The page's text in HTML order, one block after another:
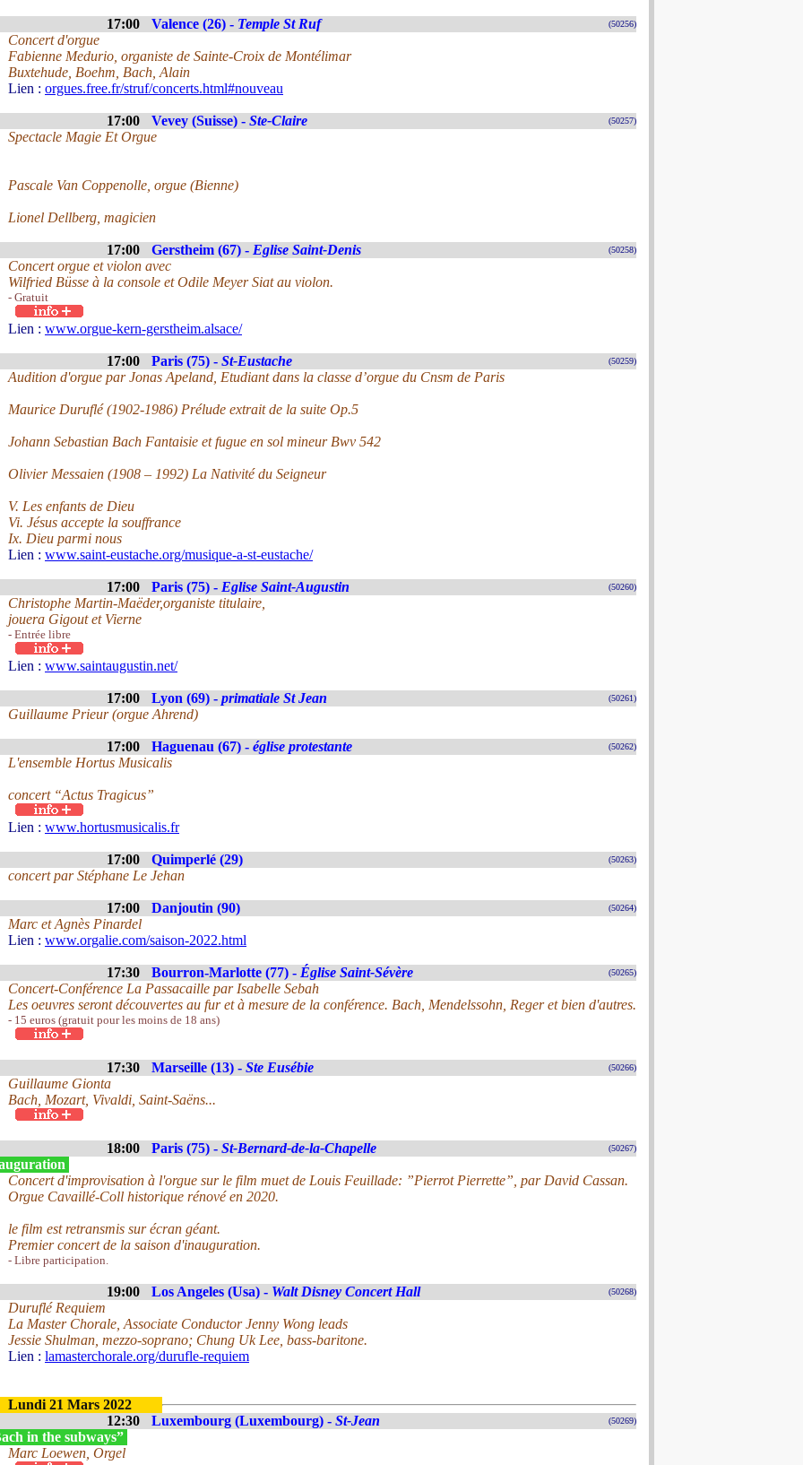
17:00 Valence (26) - Temple St Ruf (50256)
Concert d'orgue
Fabienne Medurio, organiste de Sainte-Croix de Montélimar
Buxtehude, Boehm, Bach, Alain
Lien : orgues.free.fr/struf/concerts.html#nouveau
17:00 Vevey (Suisse) - Ste-Claire (50257)
Spectacle Magie Et Orgue
Pascale Van Coppenolle, orgue (Bienne)
Lionel Dellberg, magicien
17:00 Gerstheim (67) - Eglise Saint-Denis (50258)
Concert orgue et violon avec
Wilfried Büsse à la console et Odile Meyer Siat au violon.
- Gratuit
Lien : www.orgue-kern-gerstheim.alsace/
17:00 Paris (75) - St-Eustache (50259)
Audition d'orgue par Jonas Apeland, Etudiant dans la classe d’orgue du Cnsm de Paris
Maurice Duruflé (1902-1986) Prélude extrait de la suite Op.5
Johann Sebastian Bach Fantaisie et fugue en sol mineur Bwv 542
Olivier Messaien (1908 – 1992) La Nativité du Seigneur
V. Les enfants de Dieu
Vi. Jésus accepte la souffrance
Ix. Dieu parmi nous
Lien : www.saint-eustache.org/musique-a-st-eustache/
17:00 Paris (75) - Eglise Saint-Augustin (50260)
Christophe Martin-Maëder,organiste titulaire,
jouera Gigout et Vierne
- Entrée libre
Lien : www.saintaugustin.net/
17:00 Lyon (69) - primatiale St Jean (50261)
Guillaume Prieur (orgue Ahrend)
17:00 Haguenau (67) - église protestante (50262)
L'ensemble Hortus Musicalis
concert “Actus Tragicus”
Lien : www.hortusmusicalis.fr
17:00 Quimperlé (29) (50263)
concert par Stéphane Le Jehan
17:00 Danjoutin (90) (50264)
Marc et Agnès Pinardel
Lien : www.orgalie.com/saison-2022.html
17:30 Bourron-Marlotte (77) - Église Saint-Sévère (50265)
Concert-Conférence La Passacaille par Isabelle Sebah
Les oeuvres seront découvertes au fur et à mesure de la conférence. Bach, Mendelssohn, Reger et bien d'autres.
- 15 euros (gratuit pour les moins de 18 ans)
17:30 Marseille (13) - Ste Eusébie (50266)
Guillaume Gionta
Bach, Mozart, Vivaldi, Saint-Saëns...
18:00 Paris (75) - St-Bernard-de-la-Chapelle (50267)
Concert d'improvisation à l'orgue sur le film muet de Louis Feuillade: ”Pierrot Pierrette”, par David Cassan.
Orgue Cavaillé-Coll historique rénové en 2020.
le film est retransmis sur écran géant.
Premier concert de la saison d'inauguration.
- Libre participation.
19:00 Los Angeles (Usa) - Walt Disney Concert Hall (50268)
Duruflé Requiem
La Master Chorale, Associate Conductor Jenny Wong leads
Jessie Shulman, mezzo-soprano; Chung Uk Lee, bass-baritone.
Lien : lamasterchorale.org/durufle-requiem
Lundi 21 Mars 2022
12:30
Luxembourg (Luxembourg) - St-Jean (50269)
in the subways”
Marc Loewen, Orgel